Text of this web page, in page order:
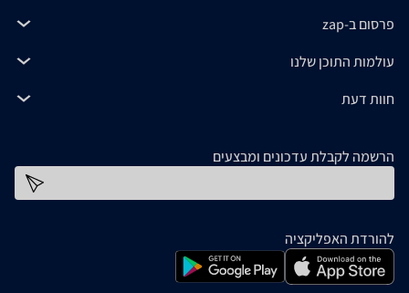
פרסום ב-zap
עולמות התוכן שלנו
חוות דעת
הרשמה לקבלת עדכונים ומבצעים
להורדת האפליקציה